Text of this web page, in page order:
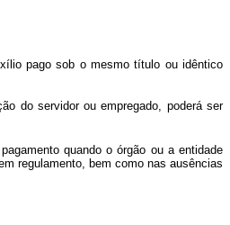
pago sob o mesmo título ou idêntico
do servidor ou empregado, poderá ser
quando o órgão ou a entidade
regulamento, bem como nas ausências